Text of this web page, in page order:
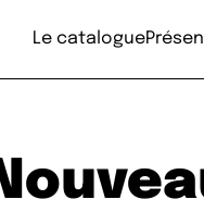
Le catalogue